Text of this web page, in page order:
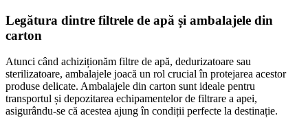
Legătura dintre filtrele de apă și ambalajele din
carton
Atunci când achiziționăm filtre de apă, dedurizatoare sau
sterilizatoare, ambalajele joacă un rol crucial în protejarea acestor
produse delicate. Ambalajele din carton sunt ideale pentru
transportul și depozitarea echipamentelor de filtrare a apei,
asigurându-se că acestea ajung în condiții perfecte la destinație.